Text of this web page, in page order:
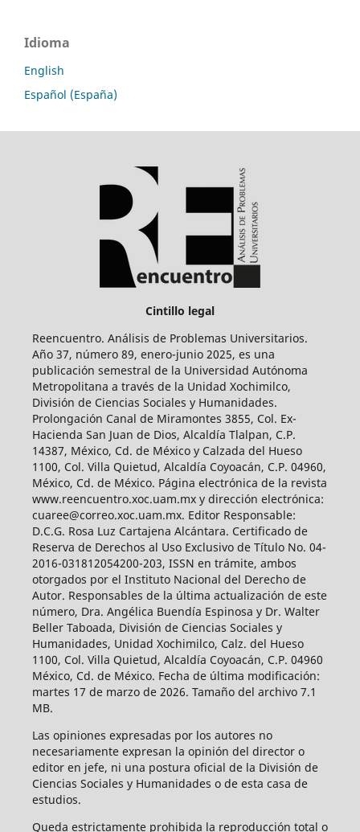
Idioma
English
Español (España)
Cintillo legal
Reencuentro. Análisis de Problemas Universitarios.
Año 37, número 89, enero-junio 2025, es una
publicación semestral de la Universidad Autónoma
Metropolitana a través de la Unidad Xochimilco,
División de Ciencias Sociales y Humanidades.
Prolongación Canal de Miramontes 3855, Col. Ex-
Hacienda San Juan de Dios, Alcaldía Tlalpan, C.P.
14387, México, Cd. de México y Calzada del Hueso
1100, Col. Villa Quietud, Alcaldía Coyoacán, C.P. 04960,
México, Cd. de México. Página electrónica de la revista
www.reencuentro.xoc.uam.mx y dirección electrónica:
cuaree@correo.xoc.uam.mx. Editor Responsable:
D.C.G. Rosa Luz Cartajena Alcántara. Certificado de
Reserva de Derechos al Uso Exclusivo de Título No. 04-
2016-031812054200-203, ISSN en trámite, ambos
otorgados por el Instituto Nacional del Derecho de
Autor. Responsables de la última actualización de este
número, Dra. Angélica Buendía Espinosa y Dr. Walter
Beller Taboada, División de Ciencias Sociales y
Humanidades, Unidad Xochimilco, Calz. del Hueso
1100, Col. Villa Quietud, Alcaldía Coyoacán, C.P. 04960
México, Cd. de México. Fecha de última modificación:
martes 17 de marzo de 2026. Tamaño del archivo 7.1
MB.
Las opiniones expresadas por los autores no
necesariamente expresan la opinión del director o
editor en jefe, ni una postura oficial de la División de
Ciencias Sociales y Humanidades o de esta casa de
estudios.
Queda estrictamente prohibida la reproducción total o